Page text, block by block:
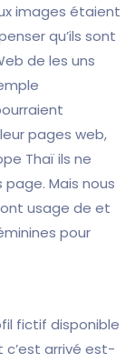
images étaient
qu’ils sont
de les uns
pages web,
Thaï ils ne
Mais nous
usage de et
pour
fictif disponible
arrivé est-